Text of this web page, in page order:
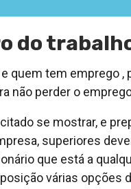
do
quem tem emprego
não perder o
se mostrar, e
superiores
que está a
várias opções